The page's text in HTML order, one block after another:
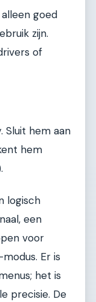
goed
zijn.
of
Sluit hem aan
hem
logisch
een
voor
Er is
het is
precisie. De